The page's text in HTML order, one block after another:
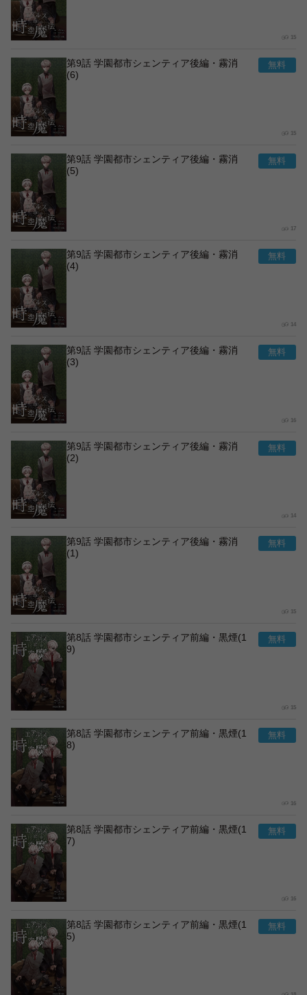
15
第9話 学園都市シェンティア後編・霧消
(6)
15
第9話 学園都市シェンティア後編・霧消
(5)
17
第9話 学園都市シェンティア後編・霧消
(4)
14
第9話 学園都市シェンティア後編・霧消
(3)
16
第9話 学園都市シェンティア後編・霧消
(2)
14
第9話 学園都市シェンティア後編・霧消
(1)
15
第8話 学園都市シェンティア前編・黒煙(1
9)
15
第8話 学園都市シェンティア前編・黒煙(1
8)
16
第8話 学園都市シェンティア前編・黒煙(1
7)
16
第8話 学園都市シェンティア前編・黒煙(1
5)